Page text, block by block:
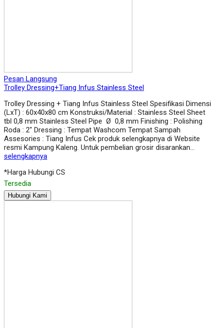
Pesan Langsung
Trolley Dressing+Tiang Infus Stainless Steel
Trolley Dressing + Tiang Infus Stainless Steel Spesifikasi Dimensi
(LxT) : 60x40x80 cm Konstruksi/Material : Stainless Steel Sheet
tbl 0,8 mm Stainless Steel Pipe Ø 0,8 mm Finishing : Polishing
Roda : 2″ Dressing : Tempat Washcom Tempat Sampah
Assesories : Tiang Infus Cek produk selengkapnya di Website
resmi Kampung Kaleng. Untuk pembelian grosir disarankan…
selengkapnya
*Harga Hubungi CS
Tersedia
Hubungi Kami